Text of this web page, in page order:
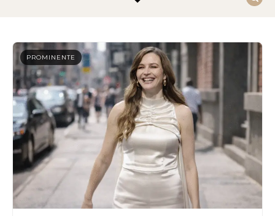
PROMINENTE